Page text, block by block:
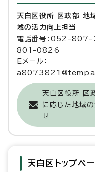
天白区役所 区政部 地
域の活力向上担当
電話番号：052-
801-0826
Eメール：
天白区役所 区
に応じた地域
せ
天白区トップペ